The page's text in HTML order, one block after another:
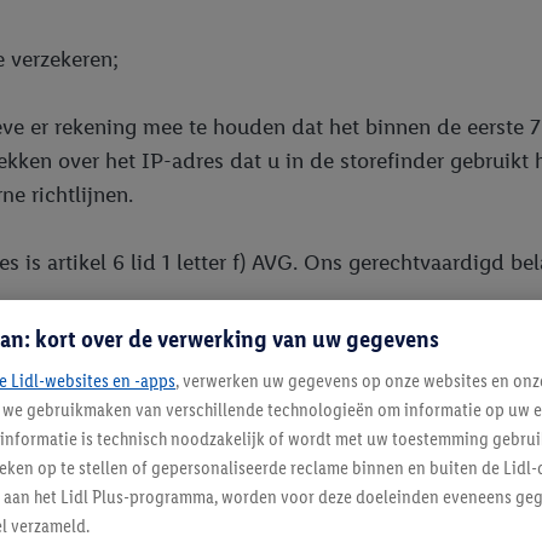
er rekening mee te houden dat het binnen de eerste
over het IP-adres dat u in de storefinder
richtlijnen.
is artikel 6 lid 1 letter f) AVG. Ons gerechtvaardigd
dienstverleners, met name uit het
geselecteerd en zijn conform artikel 28 van de AVG
zijn voor ons als verwerkers actief.
kort over de verwerking van uw gegevens
Lidl-websites en -apps, verwerken uw gegevens op onze websites en
gebruikmaken van verschillende technologieën om informatie op uw
is technisch noodzakelijk of wordt met uw toestemming
op te stellen of gepersonaliseerde reclame binnen en buiten de Lidl-
het Lidl Plus-programma, worden voor deze doeleinden eveneens
verzameld.